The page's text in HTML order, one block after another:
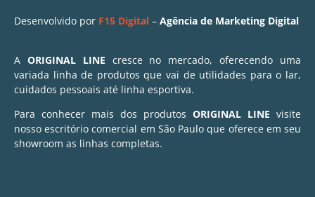
Desenvolvido por F15 Digital – Agência de Marketing Digital
A ORIGINAL LINE cresce no mercado, oferecendo uma
variada linha de produtos que vai de utilidades para o lar,
cuidados pessoais até linha esportiva.
Para conhecer mais dos produtos ORIGINAL LINE visite
nosso escritório comercial em São Paulo que oferece em seu
showroom as linhas completas.